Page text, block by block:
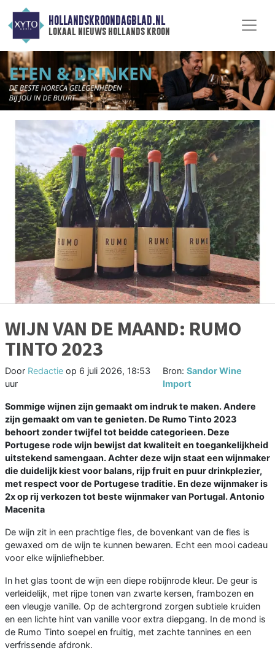
HOLLANDSKROONDAGBLAD.NL
lokaal nieuws hollands kroon
WIJN VAN DE MAAND: RUMO
TINTO 2023
Door Redactie op 6 juli 2026, 18:53
uur
Bron: Sandor Wine
Import
Sommige wijnen zijn gemaakt om indruk te maken. Andere
zijn gemaakt om van te genieten. De Rumo Tinto 2023
behoort zonder twijfel tot beidde categorieen. Deze
Portugese rode wijn bewijst dat kwaliteit en toegankelijkheid
uitstekend samengaan. Achter deze wijn staat een wijnmaker
die duidelijk kiest voor balans, rijp fruit en puur drinkplezier,
met respect voor de Portugese traditie. En deze wijnmaker is
2x op rij verkozen tot beste wijnmaker van Portugal. Antonio
Macenita
De wijn zit in een prachtige fles, de bovenkant van de fles is
gewaxed om de wijn te kunnen bewaren. Echt een mooi cadeau
voor elke wijnliefhebber.
In het glas toont de wijn een diepe robijnrode kleur. De geur is
verleidelijk, met rijpe tonen van zwarte kersen, frambozen en
een vleugje vanille. Op de achtergrond zorgen subtiele kruiden
en een lichte hint van vanille voor extra diepgang. In de mond is
de Rumo Tinto soepel en fruitig, met zachte tannines en een
verfrissende afdronk.